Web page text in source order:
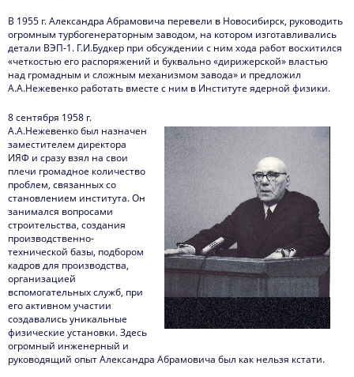
В 1955 г. Александра Абрамовича перевели в Новосибирск, руководить
огромным турбогенераторным заводом, на котором изготавливались
детали ВЭП-1. Г.И.Будкер при обсуждении с ним хода работ восхитился
«четкостью его распоряжений и буквально «дирижерской» властью
над громадным и сложным механизмом завода» и предложил
А.А.Нежевенко работать вместе с ним в Институте ядерной физики.
8 сентября 1958 г.
А.А.Нежевенко был назначен
заместителем директора
ИЯФ и сразу взял на свои
плечи громадное количество
проблем, связанных со
становлением института. Он
занимался вопросами
строительства, создания
производственно-
технической базы, подбором
кадров для производства,
организацией
вспомогательных служб, при
его активном участии
создавались уникальные
физические установки. Здесь
огромный инженерный и
руководящий опыт Александра Абрамовича был как нельзя кстати.